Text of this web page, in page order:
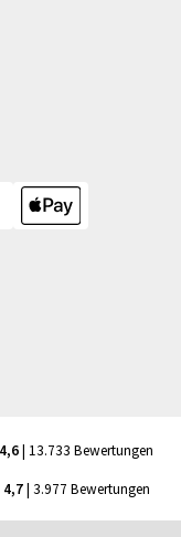
4,6| 13.733 Bewertungen
4,7| 3.977 Bewertungen